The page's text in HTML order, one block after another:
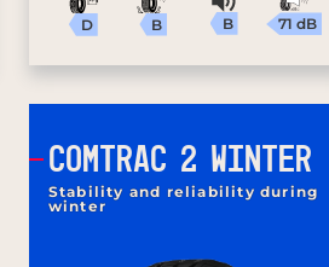
D B B 71 dB
COMTRAC 2 WINTER
Stability and reliability during
winter